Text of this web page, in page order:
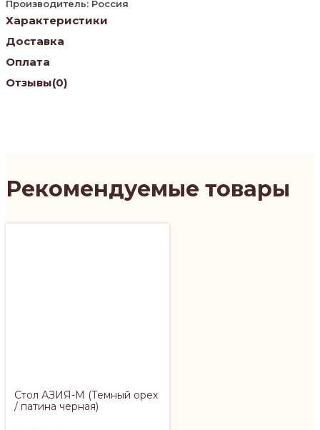
Производитель: Россия
Характеристики
Доставка
Оплата
Отзывы(0)
Рекомендуемые товары
Стол АЗИЯ-М (Темный орех
/ патина черная)